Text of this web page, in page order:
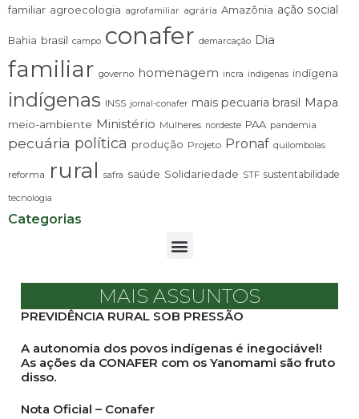
familiar agroecologia agrofamiliar agrária Amazônia ação social
Bahia brasil campo conafer demarcação Dia
familiar governo homenagem incra indigenas indígena
indígenas INSS jornal-conafer mais pecuaria brasil Mapa
meio-ambiente Ministério Mulheres nordeste PAA pandemia
pecuária política produção Projeto Pronaf quilombolas
reforma rural safra saúde Solidariedade STF sustentabilidade
tecnologia
Categorias
MAIS ASSUNTOS
PREVIDÊNCIA RURAL SOB PRESSÃO
A autonomia dos povos indígenas é inegociável!
As ações da CONAFER com os Yanomami são fruto
disso.
Nota Oficial – Conafer